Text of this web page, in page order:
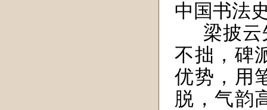
中国书法
梁披
不拙，碑
优势，用
脱，气韵